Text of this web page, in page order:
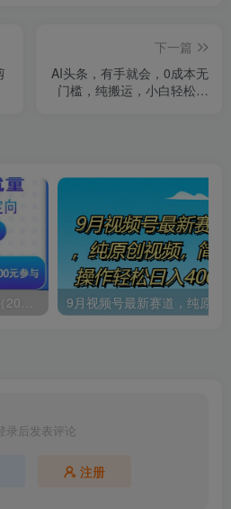
下一篇
AI头条，有手就会，0成本无
门槛，纯搬运，小白轻松日
山峰卡29元185G无语音（20年套餐）
录后发表评论
注册